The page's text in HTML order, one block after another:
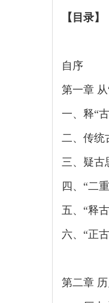
【目录】
自序
第一章
一、释“
二、传统
三、疑古
四、“二
五、“释
六、“正
第二章